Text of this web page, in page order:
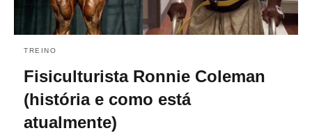
TREINO
Fisiculturista Ronnie Coleman
(história e como está
atualmente)